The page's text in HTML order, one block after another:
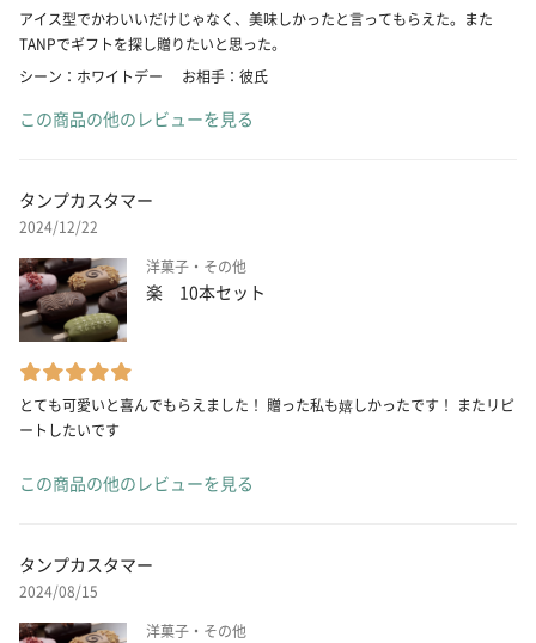
アイス型でかわいいだけじゃなく、美味しかったと言ってもらえた。また
TANPでギフトを探し贈りたいと思った。
シーン：ホワイトデー
お相手：彼氏
この商品の他のレビューを見る
タンプカスタマー
2024/12/22
洋菓子・その他
楽 10本セット
とても可愛いと喜んでもらえました！ 贈った私も嬉しかったです！ またリピ
ートしたいです
この商品の他のレビューを見る
タンプカスタマー
2024/08/15
洋菓子・その他